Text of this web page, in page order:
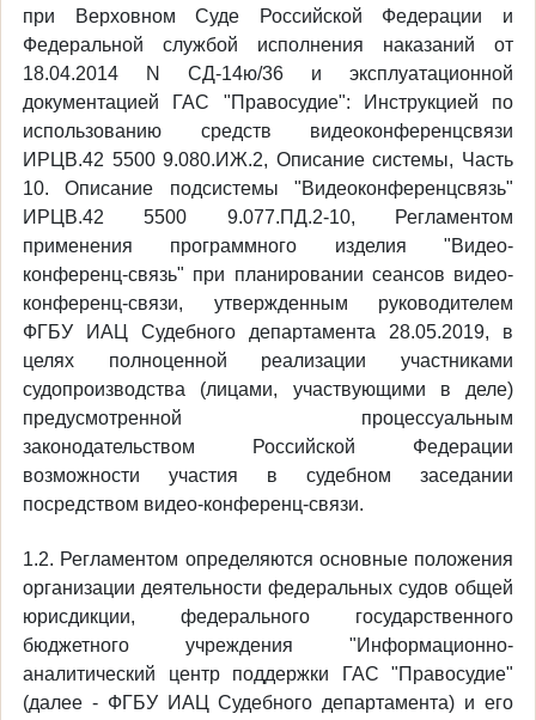
при Верховном Суде Российской Федерации и
Федеральной службой исполнения наказаний от
18.04.2014 N СД-14ю/36 и эксплуатационной
документацией ГАС "Правосудие": Инструкцией по
использованию средств видеоконференцсвязи
ИРЦВ.42 5500 9.080.ИЖ.2, Описание системы, Часть
10. Описание подсистемы "Видеоконференцсвязь"
ИРЦВ.42 5500 9.077.ПД.2-10, Регламентом
применения программного изделия "Видео-
конференц-связь" при планировании сеансов видео-
конференц-связи, утвержденным руководителем
ФГБУ ИАЦ Судебного департамента 28.05.2019, в
целях полноценной реализации участниками
судопроизводства (лицами, участвующими в деле)
предусмотренной процессуальным
законодательством Российской Федерации
возможности участия в судебном заседании
посредством видео-конференц-связи.
1.2. Регламентом определяются основные положения
организации деятельности федеральных судов общей
юрисдикции, федерального государственного
бюджетного учреждения "Информационно-
аналитический центр поддержки ГАС "Правосудие"
(далее - ФГБУ ИАЦ Судебного департамента) и его